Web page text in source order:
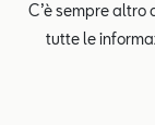
C’è sempre altro
tutte le